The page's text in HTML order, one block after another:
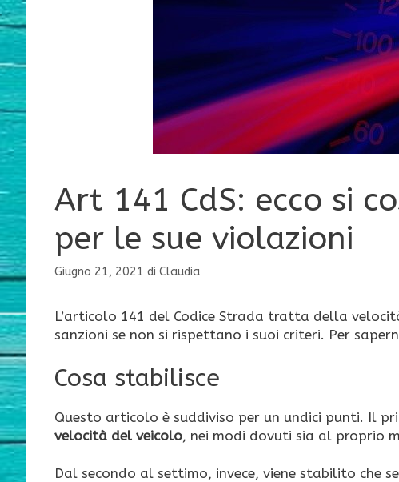
Art 141 CdS: ecco si
per le sue violazioni
Giugno 21, 2021 di Claudia
L’articolo 141 del Codice Strada tratta della
sanzioni se non si rispettano i suoi criteri. Per
Cosa stabilisce
Questo articolo è suddiviso per un undici punti. Il
velocità del veicolo, nei modi dovuti sia al proprio
Dal secondo al settimo, invece, viene stabilito che